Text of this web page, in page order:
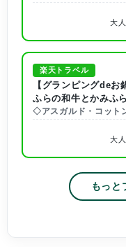
大
楽天トラベル
【グランピングde
ふらの和牛とかみふ
◇アスガルド・コット
大
もっと